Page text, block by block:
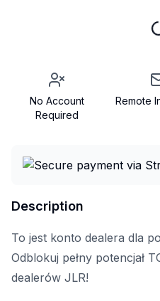
No Account
Required
Remote
Description
To jest konto dealera dla
Odblokuj pełny potencjał
dealerów JLR!